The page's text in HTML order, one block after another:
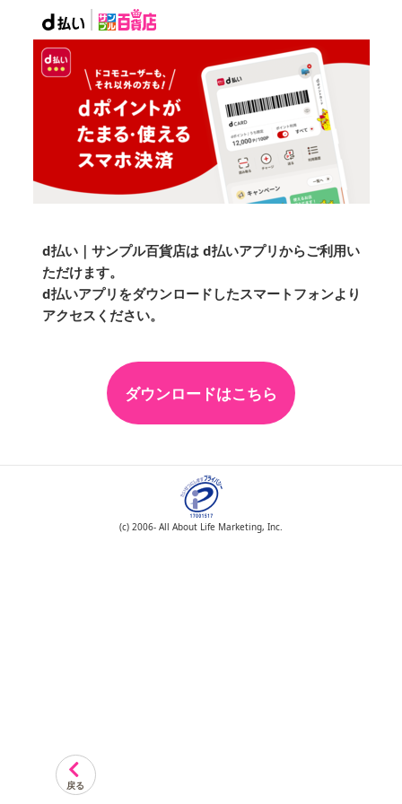
d払い｜サンプル百貨店は d払いアプリからご利用い
ただけます。
d払いアプリをダウンロードしたスマートフォンより
アクセスください。
ダウンロードはこちら
(c) 2006- All About Life Marketing, Inc.
戻る